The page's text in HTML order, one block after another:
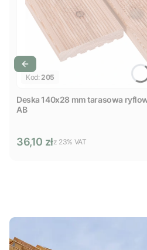
Kod:205
Deska 140x28 mm tarasowa
AB
Cena brutto
36,10 złz %s VAT
z 23% VAT